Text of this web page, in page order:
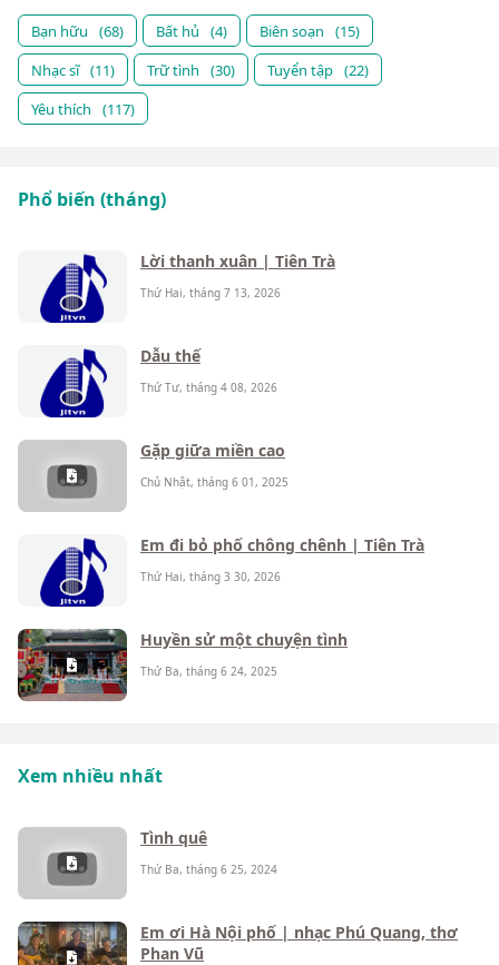
Bạn hữu (68) Bất hủ (4) Biên soạn
(15)
Nhạc sĩ (11) Trữ tình (30) Tuyển tập (22)
Yêu thích
(117)
Phổ biến (tháng)
Lời thanh xuân | Tiên Trà
Thứ Hai, tháng 7 13, 2026
Dẫu thế
Thứ Tư, tháng 4 08, 2026
Gặp giữa miền cao
Chủ Nhật, tháng 6 01, 2025
Em đi bỏ phố chông chênh | Tiên Trà
Thứ Hai, tháng 3 30, 2026
Huyền sử một chuyện tình
Thứ Ba, tháng 6 24, 2025
Xem nhiều nhất
Tình quê
Thứ Ba, tháng 6 25, 2024
Em ơi Hà Nội phố | nhạc Phú Quang, thơ
Phan Vũ